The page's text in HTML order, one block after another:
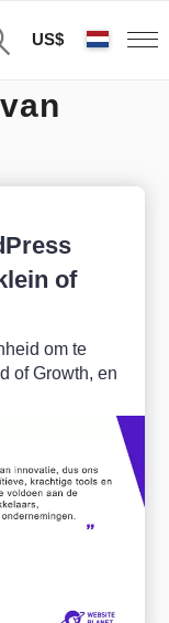
US$
of
om te
of Growth, en